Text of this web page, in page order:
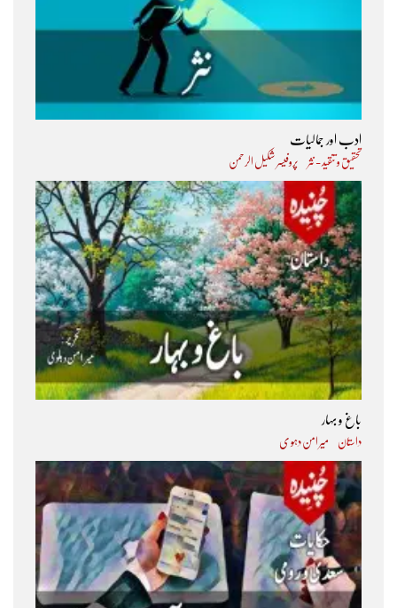
ادب اور جمالیات
تحقیق و تنقید - نثر پروفیسر شکیل الرحمن
باغ و بہار
داستان میر امن دہو ی